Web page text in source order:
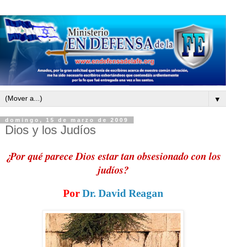
▼
domingo, 15 de marzo de 2009
Dios y los Judíos
¿Por qué parece Dios estar tan obsesionado con los
judíos?
Por Dr. David Reagan